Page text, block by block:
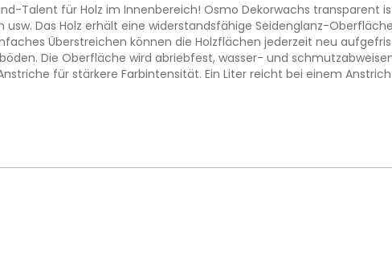
Talent für Holz im Innenbereich! Osmo Dekorwachs transparent
usw. Das Holz erhält eine widerstandsfähige Seidenglanz-
Überstreichen können die Holzflächen jederzeit neu
Die Oberfläche wird abriebfest, wasser- und
für stärkere Farbintensität. Ein Liter reicht bei einem